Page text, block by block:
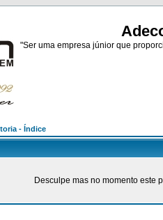
"Ser uma empresa júnior que
- Índice
Desculpe mas no momento este